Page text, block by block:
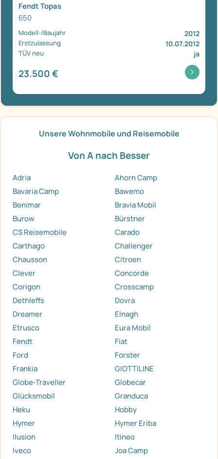
Fendt Topas
650
Modell-/Baujahr 2012
Erstzulassung 10.07.2012
TÜV neu ja
23.500 €
Unsere Wohnmobile und Reisemobile
Von A nach Besser
Adria
Ahorn Camp
Bavaria Camp
Bawemo
Benimar
Bravia Mobil
Burow
Bürstner
CS Reisemobile
Carado
Carthago
Challenger
Chausson
Citroen
Clever
Concorde
Corigon
Crosscamp
Dethleffs
Dovra
Dreamer
Elnagh
Etrusco
Eura Mobil
Fendt
Fiat
Ford
Forster
Frankia
GIOTTILINE
Globe-Traveller
Globecar
Glücksmobil
Granduca
Heku
Hobby
Hymer
Hymer Eriba
Ilusion
Itineo
Iveco
Joa Camp